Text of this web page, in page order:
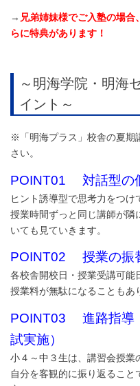
→ 兄弟姉妹様でご入塾の場
らに特典があります！
～明海学院・明海
イント～
※「明海プラス」校舎の夏期
さい。
POINT01 対話型の
ヒント誘導型で思考力をつけ
授業時間ずっと同じ講師が隣
いても見ていきます。
POINT02 授業の振
各校舎開校日・授業受講可能
授業料が無駄になることもあ
POINT03 進路指導
試実施）
小４～中３生は、講習会授業
自分を客観的に振り返るこ